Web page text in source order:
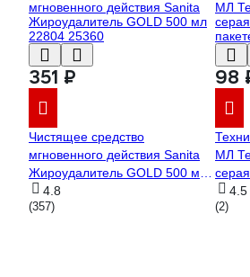
351 ₽
Чистящее средство
мгновенного действия Sanita
Жироудалитель GOLD 500 мл
22804 25360
4.8
(357)
98
МЛ
4.5
(2)